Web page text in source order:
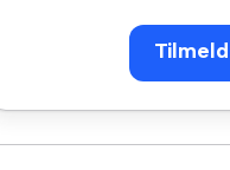
på shopping,
kr er dette
samfund. Gå